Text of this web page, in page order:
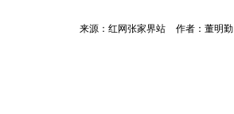
来源：红网张家界站 作者：董明勤